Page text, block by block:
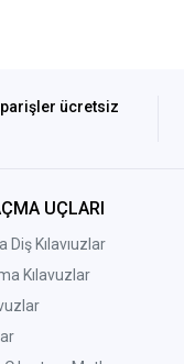
ücretsiz
UÇLARI
Diş Kılavıuzlar
Kılavuzlar